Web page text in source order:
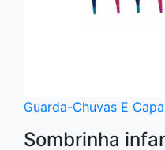
Guarda-Chuvas E
Sombrinha